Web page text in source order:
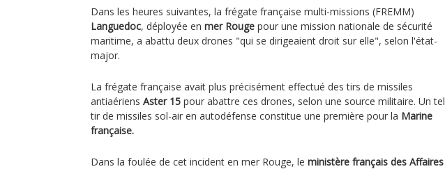
Dans les heures suivantes, la frégate française multi-missions (FREMM)
Languedoc, déployée en mer Rouge pour une mission nationale de sécurité
maritime, a abattu deux drones "qui se dirigeaient droit sur elle", selon l'état-
major.
La frégate française avait plus précisément effectué des tirs de missiles
antiaériens Aster 15 pour abattre ces drones, selon une source militaire. Un tel
tir de missiles sol-air en autodéfense constitue une première pour la Marine
française.
Dans la foulée de cet incident en mer Rouge, le ministère français des Affaires